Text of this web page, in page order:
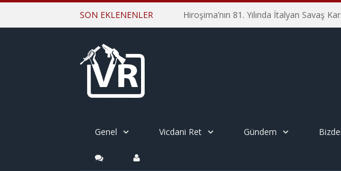
SON EKLENENLER
Genel Vicdani Ret Gündem